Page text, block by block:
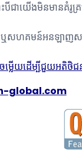
ះបីជាយើងមិនមាន
សហគមន៍អនឡាញសម្
ើយដើម្បីជួយអតិថិជ
global.com